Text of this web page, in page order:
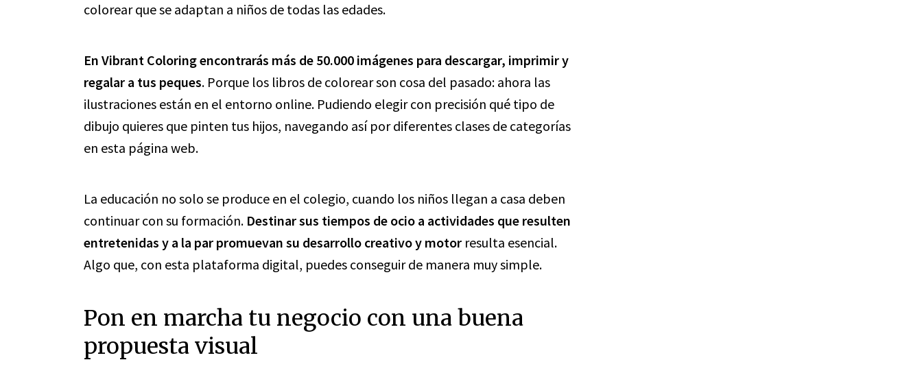
colorear que se adaptan a niños de todas las edades.
En Vibrant Coloring encontrarás más de 50.000 imágenes para descargar, imprimir y
regalar a tus peques. Porque los libros de colorear son cosa del pasado: ahora las
ilustraciones están en el entorno online. Pudiendo elegir con precisión qué tipo de
dibujo quieres que pinten tus hijos, navegando así por diferentes clases de categorías
en esta página web.
La educación no solo se produce en el colegio, cuando los niños llegan a casa deben
continuar con su formación. Destinar sus tiempos de ocio a actividades que resulten
entretenidas y a la par promuevan su desarrollo creativo y motor resulta esencial.
Algo que, con esta plataforma digital, puedes conseguir de manera muy simple.
Pon en marcha tu negocio con una buena
propuesta visual